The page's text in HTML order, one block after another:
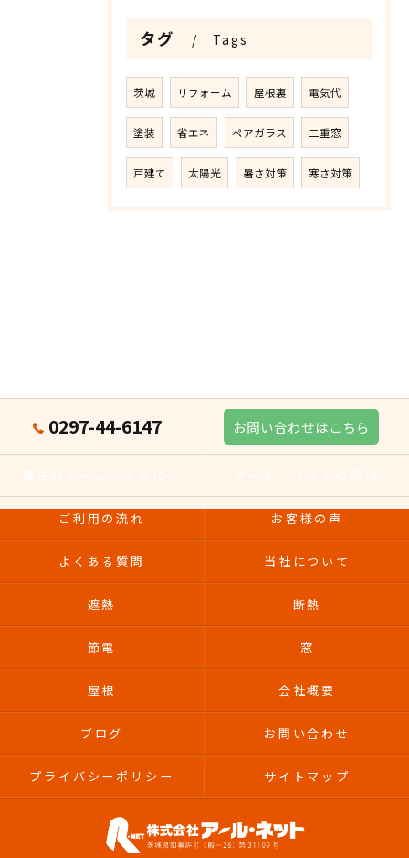
タグ Tags
茨城 リフォーム 屋根裏 電気代
塗装 省エネ ペアガラス 二重窓
戸建て 太陽光 暑さ対策 寒さ対策
0297-44-6147 お問い合わせはこちら
ご利用の流れ お客様の声
よくある質問 当社について
遮熱 断熱
節電 窓
屋根 会社概要
ブログ お問い合わせ
プライバシーポリシー サイトマップ